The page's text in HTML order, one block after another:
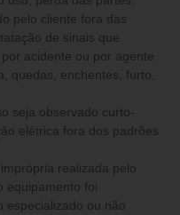
pelo cliente fora das
de sinais que
acidente ou por agente
quedas, enchentes, furto,
seja observado curto-
elétrica fora dos padrões
realizada pelo
equipamento foi
especializado ou não